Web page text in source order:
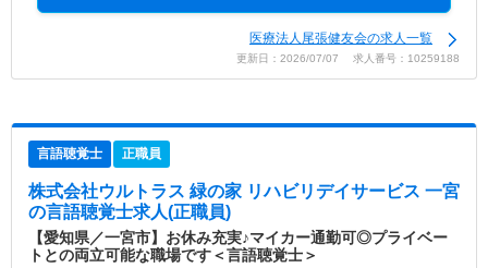
医療法人尾張健友会の求人一覧
更新日：2026/07/07 求人番号：10259188
言語聴覚士 正職員
株式会社ウルトラス 緑の家 リハビリデイサービス 一宮
の言語聴覚士求人(正職員)
【愛知県／一宮市】お休み充実♪マイカー通勤可◎プライベー
トとの両立可能な職場です＜言語聴覚士＞